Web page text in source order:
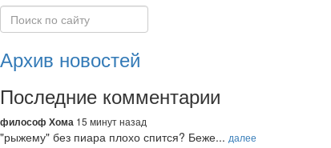
Архив новостей
Последние комментарии
философ Хома 15 минут назад
"рыжему" без пиара плохо спится? Беже... далее